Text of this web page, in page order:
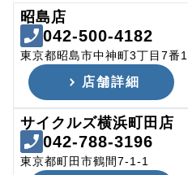
昭島店
042-500-4182
東京都昭島市中神町3丁目7番1
店舗詳細
サイクルズ横浜町田店
042-788-3196
東京都町田市鶴間7-1-1